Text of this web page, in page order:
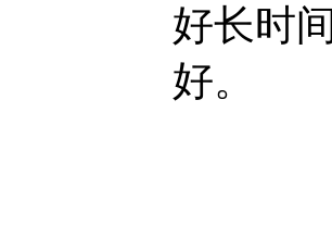
好长时
好。